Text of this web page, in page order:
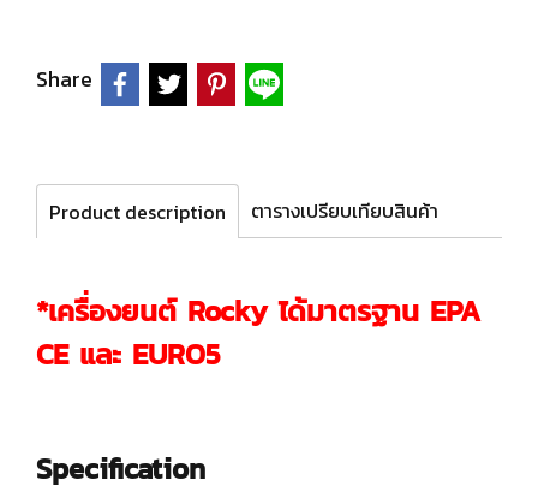
Share
Product description ตารางเปรียบเทียบสินค้า
*เครื่องยนต์ Rocky ได้มาตรฐาน EPA
CE และ EURO5
Specification